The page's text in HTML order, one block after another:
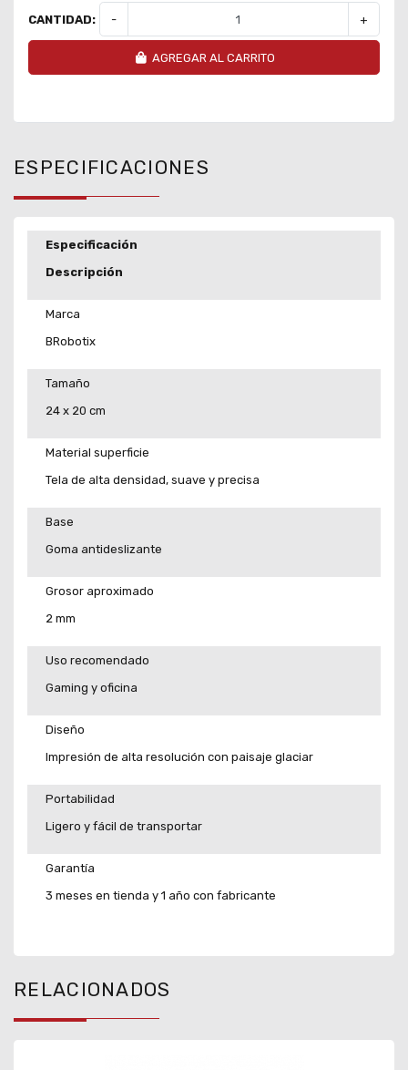
CANTIDAD: - +
AGREGAR AL CARRITO
ESPECIFICACIONES
Especificación
Descripción
Marca
BRobotix
Tamaño
24 x 20 cm
Material superficie
Tela de alta densidad, suave y precisa
Base
Goma antideslizante
Grosor aproximado
2 mm
Uso recomendado
Gaming y oficina
Diseño
Impresión de alta resolución con paisaje glaciar
Portabilidad
Ligero y fácil de transportar
Garantía
3 meses en tienda y 1 año con fabricante
RELACIONADOS